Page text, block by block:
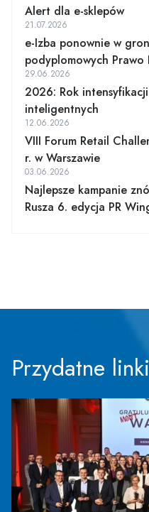
Alert dla e-sklepów
21.07.2026
e-Izba ponownie w
podyplomowych
29.06.2026
2026: Rok
inteligentnych
12.06.2026
VIII Forum Retail
r. w Warszawie
03.06.2026
Najlepsze kampanie
Rusza 6. edycja PR
Przydatne linki